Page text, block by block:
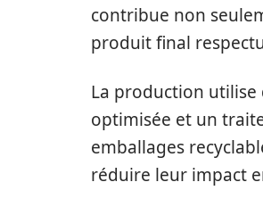
contribue non
produit final
La production utilise
optimisée et un
emballages
réduire leur impact